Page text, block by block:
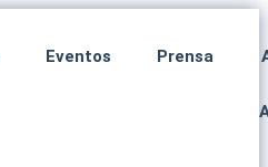
Eventos Prensa